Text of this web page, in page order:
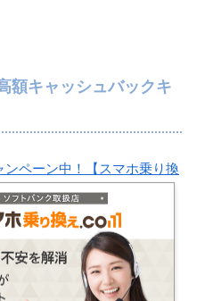
額キャッシュバックキ
ペーン中！【スマホ乗り換